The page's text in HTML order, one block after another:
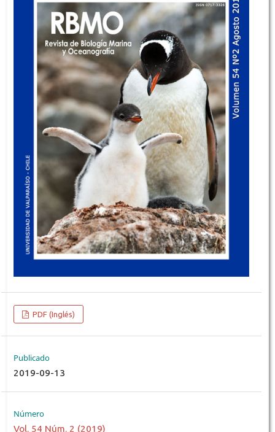
PDF (Inglés)
Publicado
2019-09-13
Número
Vol. 54 Núm. 2 (2019)